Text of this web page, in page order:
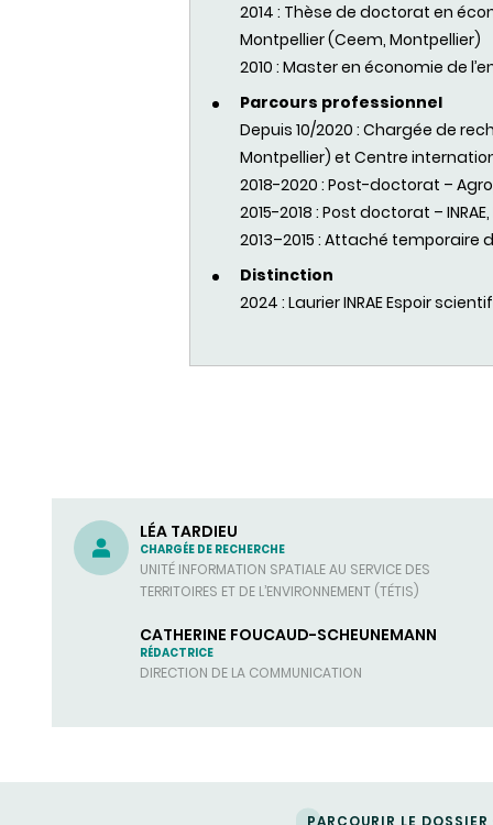
2014 : Thèse de doctorat en
Montpellier (Ceem, Montpellier)
2010 : Master en économie de
Parcours professionnel
Depuis 10/2020 : Chargée de
Montpellier) et Centre
2018-2020 : Post-doctorat –
2015-2018 : Post doctorat –
2013–2015 : Attaché
Distinction
2024 : Laurier INRAE Espoir
LÉA TARDIEU
CHARGÉE DE RECHERCHE
UNITÉ INFORMATION SPATIALE AU SERVICE DES
TERRITOIRES ET DE L’ENVIRONNEMENT (TÉTIS)
CATHERINE FOUCAUD-SCHEUNEMANN
RÉDACTRICE
DIRECTION DE LA COMMUNICATION
PARCOURIR LE